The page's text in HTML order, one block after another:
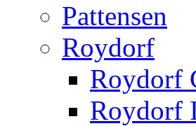
Pattensen
Roydorf
Roydorf
Roydorf